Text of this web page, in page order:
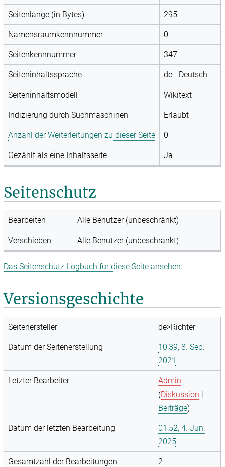
Seitenlänge (in Bytes) 295
Namensraumkennnummer 0
Seitenkennnummer 347
Seiteninhaltssprache de - Deutsch
Seiteninhaltsmodell Wikitext
Indizierung durch Suchmaschinen Erlaubt
Anzahl der Weiterleitungen zu dieser Seite 0
Gezählt als eine Inhaltsseite Ja
Seitenschutz
Bearbeiten Alle Benutzer (unbeschränkt)
Verschieben Alle Benutzer (unbeschränkt)
Das Seitenschutz-Logbuch für diese Seite ansehen.
Versionsgeschichte
Seitenersteller de>Richter
Datum der Seitenerstellung
10:39, 8. Sep.
2021
Letzter Bearbeiter
Admin
(Diskussion
Beiträge)
Datum der letzten Bearbeitung
01:52, 4. Jun.
2025
Gesamtzahl der Bearbeitungen 2